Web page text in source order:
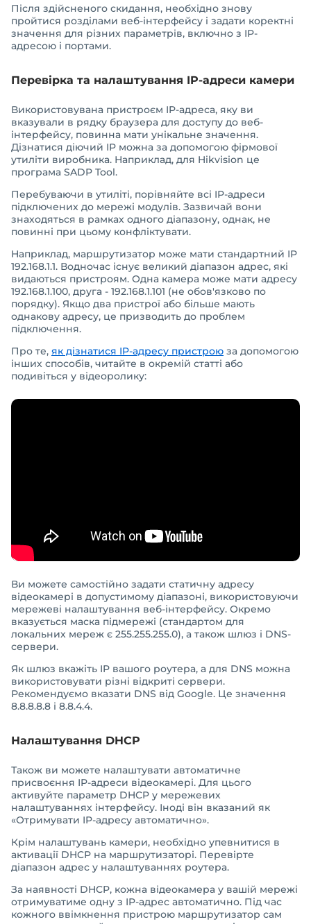
Після здійсненого скидання, необхідно знову
пройтися розділами веб-інтерфейсу і задати коректні
значення для різних параметрів, включно з IP-
адресою і портами.
Перевірка та налаштування IP-адреси камери
Використовувана пристроєм IP-адреса, яку ви
вказували в рядку браузера для доступу до веб-
інтерфейсу, повинна мати унікальне значення.
Дізнатися діючий IP можна за допомогою фірмової
утиліти виробника. Наприклад, для Hikvision це
програма SADP Tool.
Перебуваючи в утиліті, порівняйте всі IP-адреси
підключених до мережі модулів. Зазвичай вони
знаходяться в рамках одного діапазону, однак, не
повинні при цьому конфліктувати.
Наприклад, маршрутизатор може мати стандартний IP
192.168.1.1. Водночас існує великий діапазон адрес, які
видаються пристроям. Одна камера може мати адресу
192.168.1.100, друга - 192.168.1.101 (не обов'язково по
порядку). Якщо два пристрої або більше мають
однакову адресу, це призводить до проблем
підключення.
Про те, як дізнатися IP-адресу пристрою за допомогою
інших способів, читайте в окремій статті або
подивіться у відеоролику:
Ви можете самостійно задати статичну адресу
відеокамері в допустимому діапазоні, використовуючи
мережеві налаштування веб-інтерфейсу. Окремо
вказується маска підмережі (стандартом для
локальних мереж є 255.255.255.0), а також шлюз і DNS-
сервери.
Як шлюз вкажіть IP вашого роутера, а для DNS можна
використовувати різні відкриті сервери.
Рекомендуємо вказати DNS від Google. Це значення
8.8.8.8.8 і 8.8.4.4.
Налаштування DHCP
Також ви можете налаштувати автоматичне
присвоєння IP-адреси відеокамері. Для цього
активуйте параметр DHCP у мережевих
налаштуваннях інтерфейсу. Іноді він вказаний як
«Отримувати IP-адресу автоматично».
Крім налаштувань камери, необхідно упевнитися в
активації DHCP на маршрутизаторі. Перевірте
діапазон адрес у налаштуваннях роутера.
За наявності DHCP, кожна відеокамера у вашій мережі
отримуватиме одну з IP-адрес автоматично. Під час
кожного ввімкнення пристрою маршрутизатор сам